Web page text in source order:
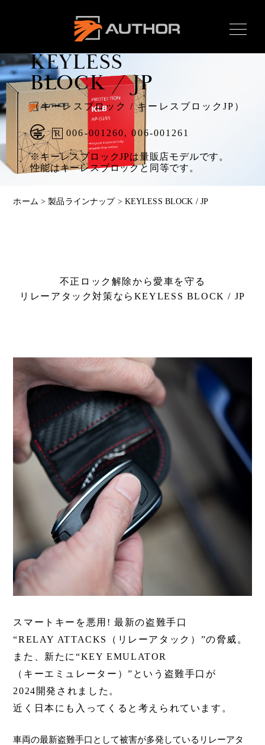
サーアラーム home
Home
ホーム
News
About
Shop
取扱ショップ一覧
Contact
Product 製品ラインナップ
KEYLESS
BLOCK / JP
（キーレスブロック / キーレスブロックJP）
R 006-001260, 006-001261
※キーレスブロックJPは量販店モデルです。
性能はキーレスブロックと同等です。
ホーム >製品ラインナップ> KEYLESS BLOCK / JP
不正ロック解除から愛車を守る
リレーアタック対策ならKEYLESS BLOCK / JP
スマートキーを悪用! 最新の盗難手口
“RELAY ATTACKS（リレーアタック）”の脅威。
また、新たに“KEY EMULATOR
（キーエミュレーター）”という盗難手口が
2024開発されました。
近く日本にも入ってくると考えられています。
車両の最新盗難手口として被害が多発しているリレーアタ